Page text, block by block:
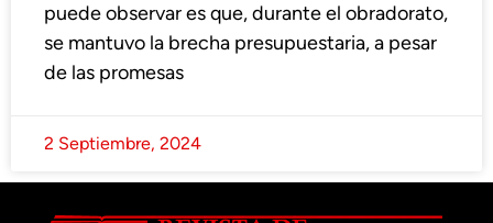
puede observar es que, durante el obradorato,
se mantuvo la brecha presupuestaria, a pesar
de las promesas
2 Septiembre, 2024